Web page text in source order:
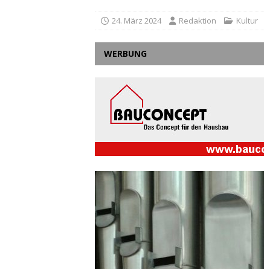
24. März 2024 Redaktion Kultur
WERBUNG